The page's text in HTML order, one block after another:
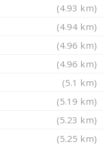
(4.93 km)
(4.94 km)
(4.96 km)
(4.96 km)
(5.1 km)
(5.19 km)
(5.23 km)
(5.25 km)